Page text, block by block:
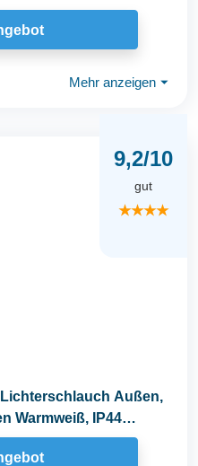
Mehr anzeigen ⏷
9,2/10
gut
★★★★
Lichterschlauch Außen,
Warmweiß, IP44